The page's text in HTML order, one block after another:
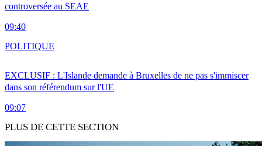
controversée au SEAE
09:40
EXCLUSIF : L'Islande demande à Bruxelles de ne pas s'immiscer
dans son référendum sur l'UE
09:07
POLITIQUE
PLUS DE CETTE SECTION